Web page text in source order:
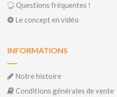
Questions fréquentes !
Le concept en vidéo
INFORMATIONS
Notre histoire
Conditions générales de vente